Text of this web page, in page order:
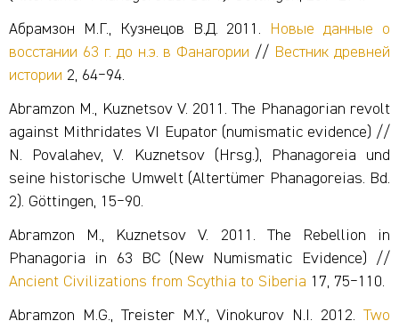
Абрамзон М.Г., Кузнецов В.Д. 2011.
Новые данные о
восстании 63 г. до н.э. в Фанагории // Вестник древней
истории 2, 64‒94.
Abramzon M., Kuznetsov V. 2011. The Phanagorian revolt
against Mithridates VI Eupator (numismatic evidence) //
N. Povalahev, V. Kuznetsov (Hrsg.), Phanagoreia und
seine historische Umwelt (Altertümer Phanagoreias. Bd.
2). Göttingen, 15‒90.
Abramzon M., Kuznetsov V. 2011. The Rebellion in
Phanagoria in 63 BC (New Numismatic Evidence) //
Ancient Civilizations from Scythia to Siberia 17, 75‒110.
Abramzon M.G., Treister M.Y., Vinokurov N.I. 2012. Two